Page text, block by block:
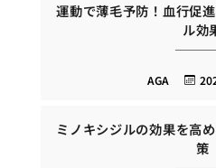
運動で薄毛予防！血行促
ル効
AGA
ミノキシジルの効果を高
策